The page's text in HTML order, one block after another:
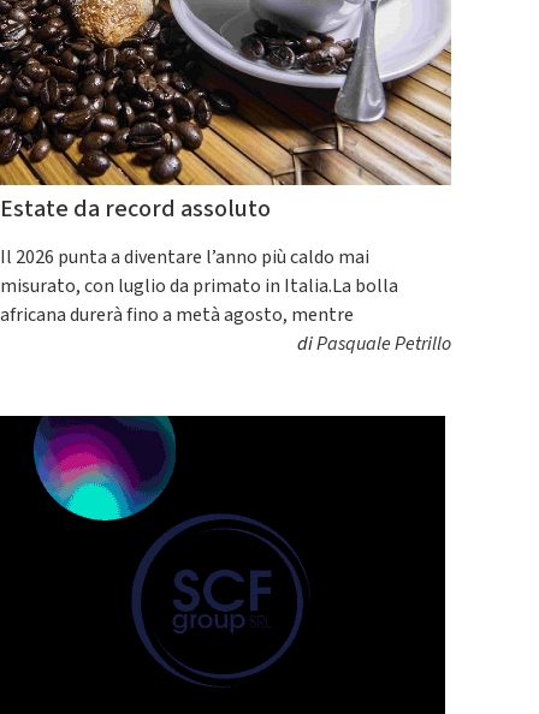
Estate da record assoluto
Il 2026 punta a diventare l’anno più caldo mai
misurato, con luglio da primato in Italia.La bolla
africana durerà fino a metà agosto, mentre
diPasquale Petrillo